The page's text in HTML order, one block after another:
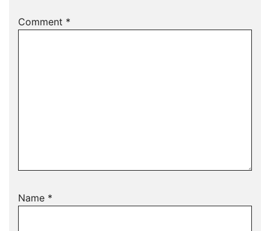
Comment *
Name *